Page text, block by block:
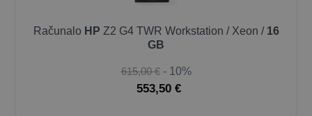
Računalo HP Z2 G4 TWR Workstation / Xeon / 16
GB
615,00 € - 10%
553,50 €